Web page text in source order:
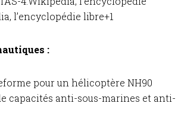
l’encyclopédie libre+1
:
pour un hélicoptère NH90
capacités anti-sous-marines et anti-